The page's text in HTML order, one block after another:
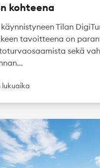
kohteena
Tilan
tavoitteena on
sekä
lukuaika